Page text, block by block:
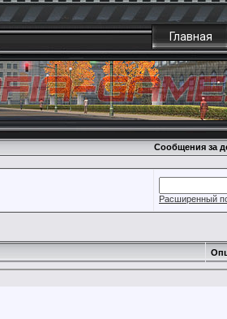
Главная
Сообщения за
Расширенный